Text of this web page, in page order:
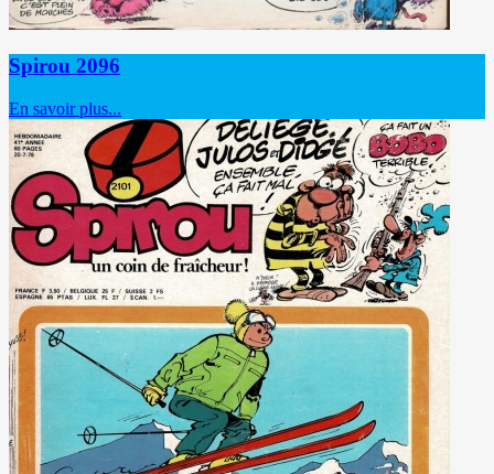
Spirou 2096
En savoir plus...